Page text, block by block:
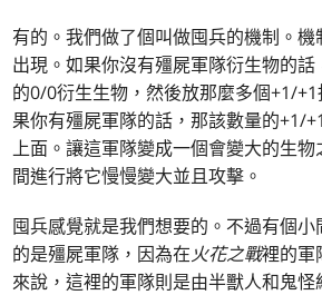
有的。我們做了個叫做囤兵的機制。
出現。如果你沒有殭屍軍隊衍生物的
的0/0衍生生物，然後放那麼多個+1/
果你有殭屍軍隊的話，那該數量的+1/
上面。讓這軍隊變成一個會變大的生
間進行將它慢慢變大並且攻擊。
囤兵感覺就是我們想要的。不過有個
的是殭屍軍隊，因為在火花之戰裡的軍
來說，這裡的軍隊則是由半獸人和鬼